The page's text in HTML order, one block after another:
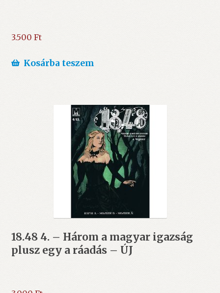
3.500 Ft
Kosárba teszem
18.48 4. – Három a magyar igazság
plusz egy a ráadás – ÚJ